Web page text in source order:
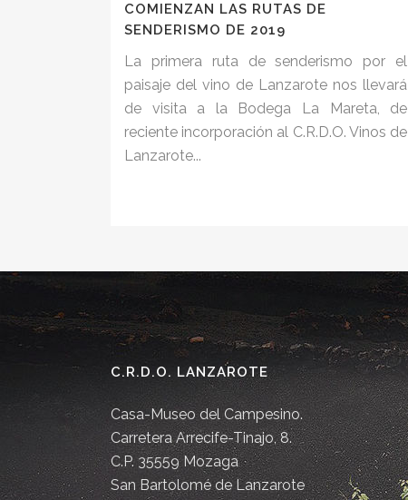
COMIENZAN LAS RUTAS DE
SENDERISMO DE 2019
La primera ruta de senderismo por el
paisaje del vino de Lanzarote nos llevará
de visita a la Bodega La Mareta, de
reciente incorporación al C.R.D.O. Vinos de
Lanzarote...
C.R.D.O. LANZAROTE
Casa-Museo del Campesino.
Carretera Arrecife-Tinajo, 8.
C.P. 35559 Mozaga
San Bartolomé de Lanzarote